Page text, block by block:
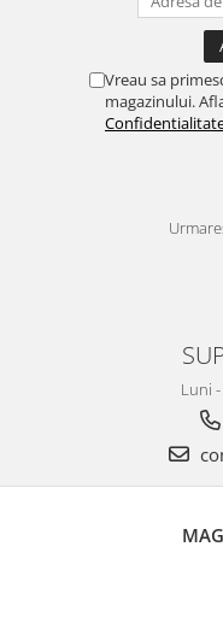
Vreau sa
magazinului.
Luni